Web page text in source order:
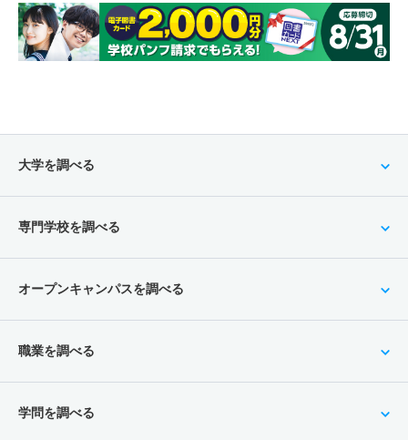
大学を調べる
専門学校を調べる
オープンキャンパスを調べる
職業を調べる
学問を調べる